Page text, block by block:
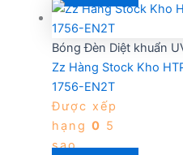
Bóng Đèn Diệt khuẩn
Zz Hàng Stock Kho
1756-EN2T
Được xếp
hạng 0 5
sao